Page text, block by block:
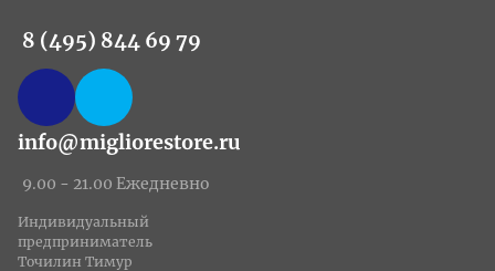
8 (495) 844 69 79
info@migliorestore.ru
9.00 - 21.00 Ежедневно
Индивидуальный
предприниматель
Точилин Тимур